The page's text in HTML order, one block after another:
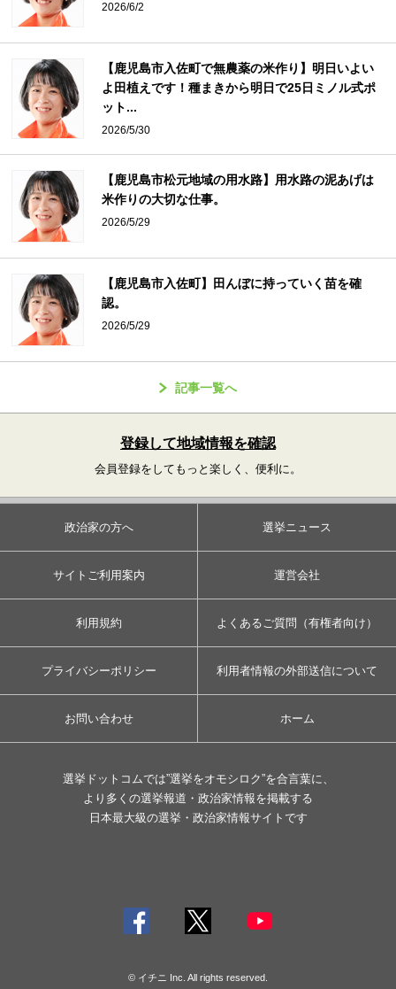
2026/6/2
【鹿児島市入佐町で無農薬の米作り】明日いよい
よ田植えです！種まきから明日で25日ミノル式ポ
ット...
2026/5/30
【鹿児島市松元地域の用水路】用水路の泥あげは
米作りの大切な仕事。
2026/5/29
【鹿児島市入佐町】田んぼに持っていく苗を確
認。
2026/5/29
記事一覧へ
登録して地域情報を確認
会員登録をしてもっと楽しく、便利に。
政治家の方へ 選挙ニュース
サイトご利用案内 運営会社
利用規約 よくあるご質問（有権者向け）
プライバシーポリシー 利用者情報の外部送信について
お問い合わせ ホーム
選挙ドットコムでは”選挙をオモシロク”を合言葉に、
より多くの選挙報道・政治家情報を掲載する
日本最大級の選挙・政治家情報サイトです
© イチニ Inc. All rights reserved.